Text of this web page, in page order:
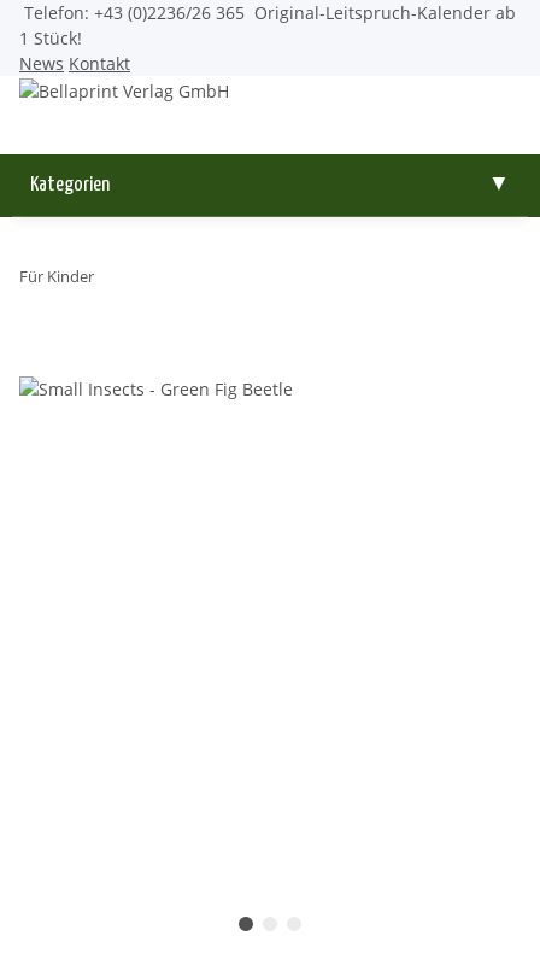
Telefon: +43 (0)2236/26 365 Original-Leitspruch-Kalender ab
1 Stück!
News Kontakt
Kategorien ▼
Für Kinder